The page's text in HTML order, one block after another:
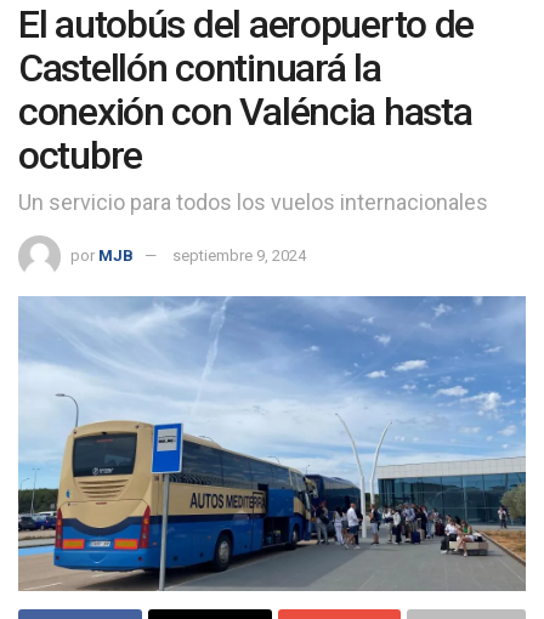
El autobús del aeropuerto de
Castellón continuará la
conexión con Valéncia hasta
octubre
Un servicio para todos los vuelos internacionales
por MJB septiembre 9, 2024